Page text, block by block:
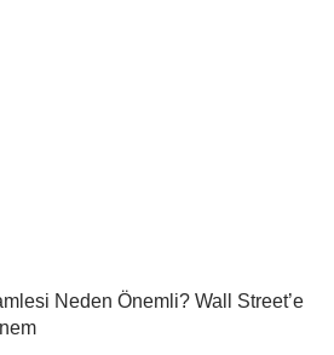
Neden Önemli? Wall Street’e